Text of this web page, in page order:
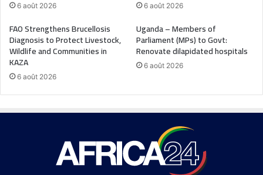
6 août 2026 6 août 2026
FAO Strengthens Brucellosis
Diagnosis to Protect Livestock,
Wildlife and Communities in
KAZA
6 août 2026
Uganda – Members of
Parliament (MPs) to Govt:
Renovate dilapidated hospitals
6 août 2026